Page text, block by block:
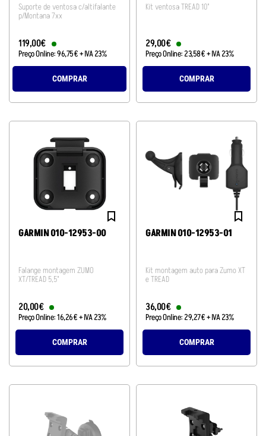
Suporte de ventosa c/altifalante
p/Montana 7xx
119,00€
Preço Online:96,75€+ IVA 23%
COMPRAR
Kit ventosa TREAD 10"
29,00€
Preço Online: 23,58€+ IVA 23%
COMPRAR
GARMIN 010-12953-00
Falange montagem ZUMO
XT/TREAD 5,5"
20,00€
Preço Online:16,26€+ IVA 23%
COMPRAR
GARMIN 010-12953-01
Kit montagem auto para Zumo XT
e TREAD
36,00€
Preço Online: 29,27€+ IVA 23%
COMPRAR